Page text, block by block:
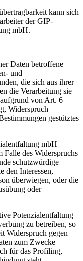
kann sich
der GIP-
mbH.
Daten betroffene
und
die sich aus ihrer
die Verarbeitung sie
von Art. 6
Widerspruch
gestütztes
mbH
Falle des Widerspruchs
schutzwürdige
den Interessen,
überwiegen, oder die
oder
Potenzialentfaltung
zu betreiben, so
Widerspruch gegen
zum Zwecke
für das Profiling,